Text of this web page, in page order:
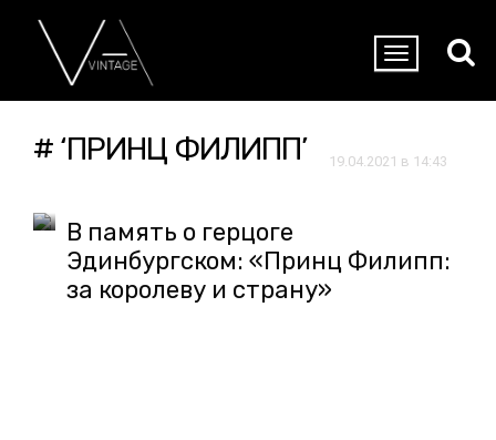
# ‘ПРИНЦ ФИЛИПП’ 19.04.2021 в 14:43
В память о герцоге
Эдинбургском: «Принц Филипп:
за королеву и страну»